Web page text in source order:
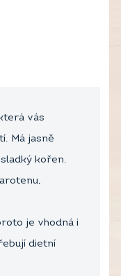
vás
Má jasně
kořen.
je vhodná i
dietní